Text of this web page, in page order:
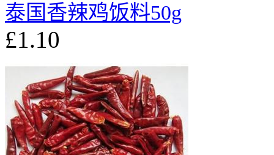
泰国香辣鸡饭料50g
£1.10